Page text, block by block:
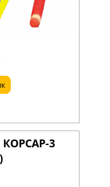
КОРСАР-3